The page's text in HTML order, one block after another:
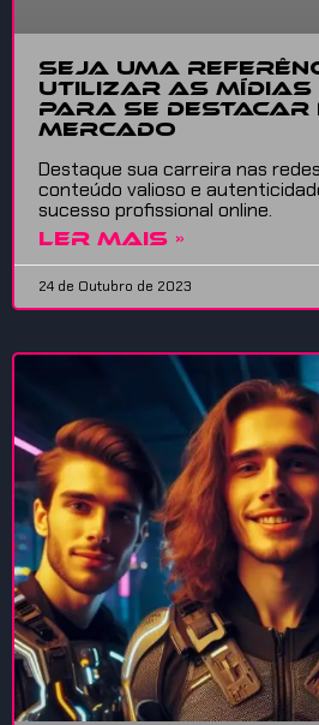
Seja uma
utilizar as mídias
para se destacar
mercado
Destaque sua carreira nas
conteúdo valioso e
sucesso profissional online.
LER MAIS »
24 de Outubro de 2023